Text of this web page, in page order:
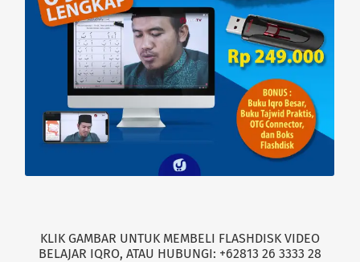
KLIK GAMBAR UNTUK MEMBELI FLASHDISK VIDEO
BELAJAR IQRO, ATAU HUBUNGI: +62813 26 3333 28